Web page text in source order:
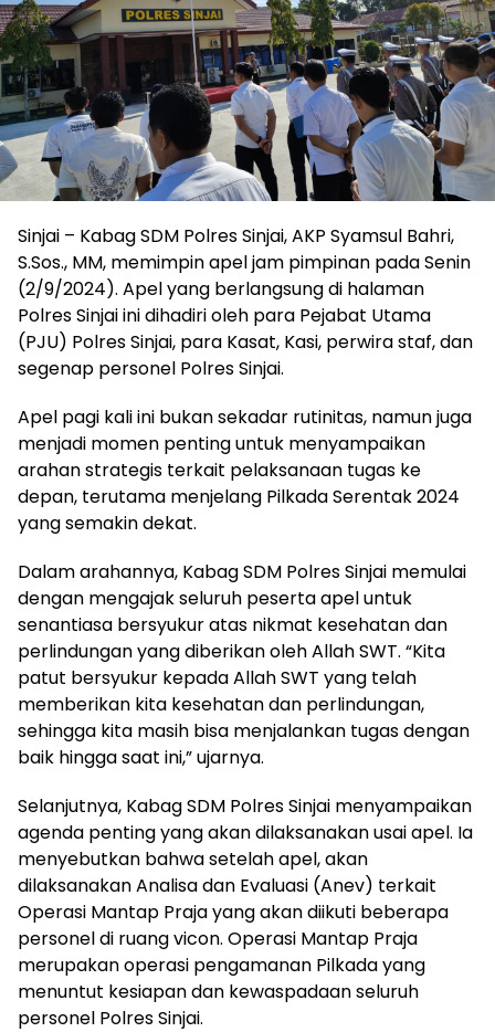
Sinjai – Kabag SDM Polres Sinjai, AKP Syamsul Bahri,
S.Sos., MM, memimpin apel jam pimpinan pada Senin
(2/9/2024). Apel yang berlangsung di halaman
Polres Sinjai ini dihadiri oleh para Pejabat Utama
(PJU) Polres Sinjai, para Kasat, Kasi, perwira staf, dan
segenap personel Polres Sinjai.
Apel pagi kali ini bukan sekadar rutinitas, namun juga
menjadi momen penting untuk menyampaikan
arahan strategis terkait pelaksanaan tugas ke
depan, terutama menjelang Pilkada Serentak 2024
yang semakin dekat.
Dalam arahannya, Kabag SDM Polres Sinjai memulai
dengan mengajak seluruh peserta apel untuk
senantiasa bersyukur atas nikmat kesehatan dan
perlindungan yang diberikan oleh Allah SWT. “Kita
patut bersyukur kepada Allah SWT yang telah
memberikan kita kesehatan dan perlindungan,
sehingga kita masih bisa menjalankan tugas dengan
baik hingga saat ini,” ujarnya.
Selanjutnya, Kabag SDM Polres Sinjai menyampaikan
agenda penting yang akan dilaksanakan usai apel. Ia
menyebutkan bahwa setelah apel, akan
dilaksanakan Analisa dan Evaluasi (Anev) terkait
Operasi Mantap Praja yang akan diikuti beberapa
personel di ruang vicon. Operasi Mantap Praja
merupakan operasi pengamanan Pilkada yang
menuntut kesiapan dan kewaspadaan seluruh
personel Polres Sinjai.